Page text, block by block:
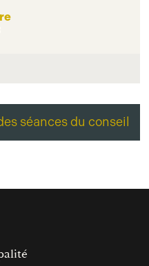
séances du conseil